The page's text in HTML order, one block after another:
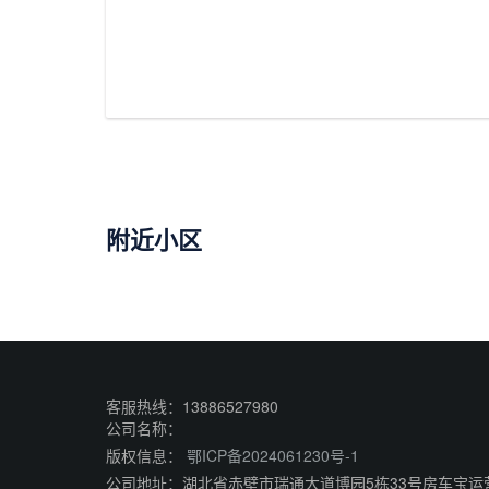
附近小区
客服热线：13886527980
公司名称：
版权信息： 鄂ICP备2024061230号-1
公司地址：湖北省赤壁市瑞通大道博园5栋33号房车宝运